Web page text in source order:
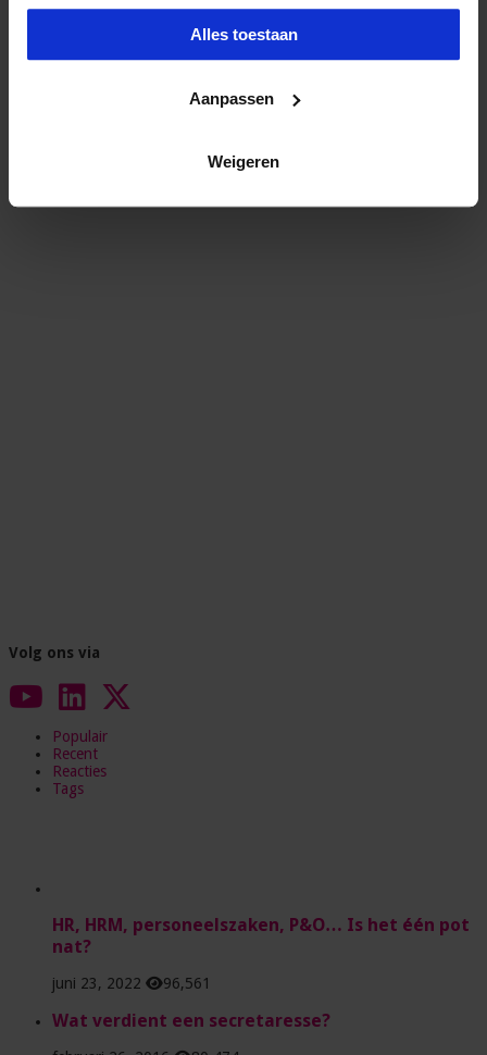
Alles toestaan
Aanpassen
Weigeren
Volg ons via
Populair
Recent
Reacties
Tags
HR, HRM, personeelszaken, P&O… Is het één pot
nat?
juni 23, 2022 96,561
Wat verdient een secretaresse?